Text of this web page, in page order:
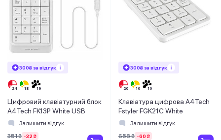
300₴ за відгук
Цифровий клавіатурний блок
A4Tech FK13P White USB
Залишити відгук
351 ₴ -32 ₴
300₴ за відгук
Клавіатура цифрова A4Tech
Fstyler FGK21C White
Залишити відгук
658 ₴ -60 ₴